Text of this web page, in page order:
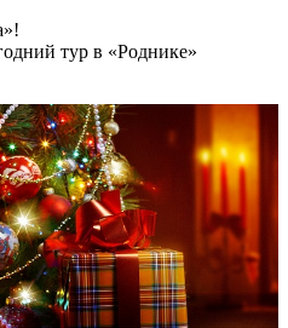
тур в «Роднике»